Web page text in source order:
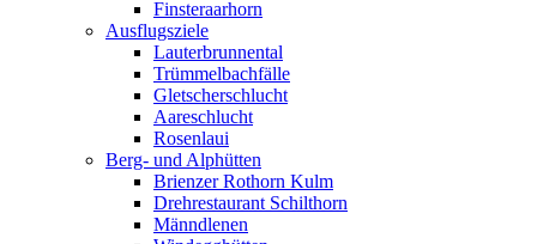
Finsteraarhorn
Ausflugsziele
Lauterbrunnental
Trümmelbachfälle
Gletscherschlucht
Aareschlucht
Rosenlaui
Berg- und Alphütten
Brienzer Rothorn Kulm
Drehrestaurant Schilthorn
Männdlenen